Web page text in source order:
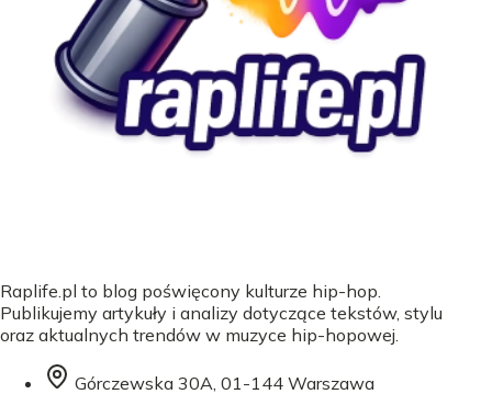
Raplife.pl to blog poświęcony kulturze hip-hop.
Publikujemy artykuły i analizy dotyczące tekstów, stylu
oraz aktualnych trendów w muzyce hip-hopowej.
Górczewska 30A, 01-144 Warszawa